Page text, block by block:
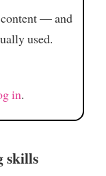
— and
used.
in.
skills